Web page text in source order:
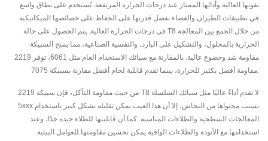
بقوتها العالية وأدائها الممتاز عند درجات الحرارة المرتفعة. تُستخدم على نطاق واسع
في تطبيقات الطيران والفضاء بفضل قدرتها على الحفاظ على خصائصها الميكانيكية
في درجات الحرارة العالية. يتم الحصول على حالة T8 من خلال الجمع بين المعالجة
الحرارية بالمحلول، والتشكيل على البارد، والتقسية الصناعية، مما يمنح السبيكة
مقاومة شد وخضوع عالية. بالمقارنة مع سبائك الاستخدام العام مثل 6061، توفر 2219
مقاومة أفضل بكثير للحرارة، بينما تقدم قابلية لحام أفضل مقارنة بسبيكة 7075.
من حيث مقاومة التآكل، فإن سبيكة 2219-T8 لا تقدم أداءً عاليًا مثل سبائك السلسلة
5xxx بسبب محتواها من النحاس، إلا أن هذا العيب يمكن تقليله بشكل كبير باستخدام
المعالجات السطحية والطلاءات المناسبة. كما أن قابليتها للطلاء جيدة جدًا، وعند
استخدامها مع الأنودة والطلاءات الواقية يمكن تحسين مقاومتها للعوامل البيئية.